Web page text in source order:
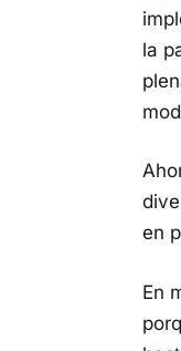
la
en
En